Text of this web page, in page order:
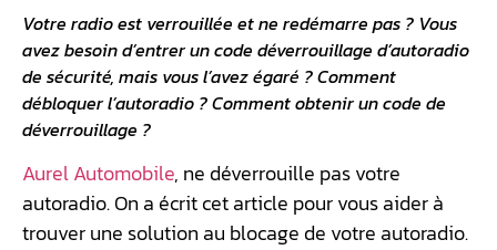
Votre radio est verrouillée et ne redémarre pas ? Vous
avez besoin d’entrer un code déverrouillage d’autoradio
de sécurité, mais vous l’avez égaré ? Comment
débloquer l’autoradio ? Comment obtenir un code de
déverrouillage ?
Aurel Automobile, ne déverrouille pas votre
autoradio. On a écrit cet article pour vous aider à
trouver une solution au blocage de votre autoradio.